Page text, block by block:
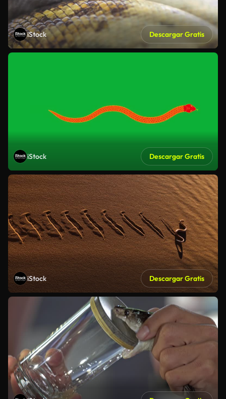
iStock Descargar Gratis
iStock Descargar Gratis
iStock Descargar Gratis